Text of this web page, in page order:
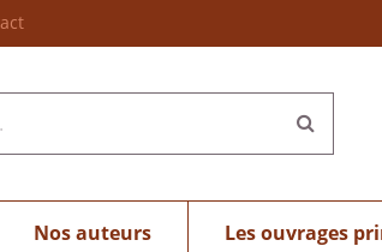
Nos auteurs Les ouvrages